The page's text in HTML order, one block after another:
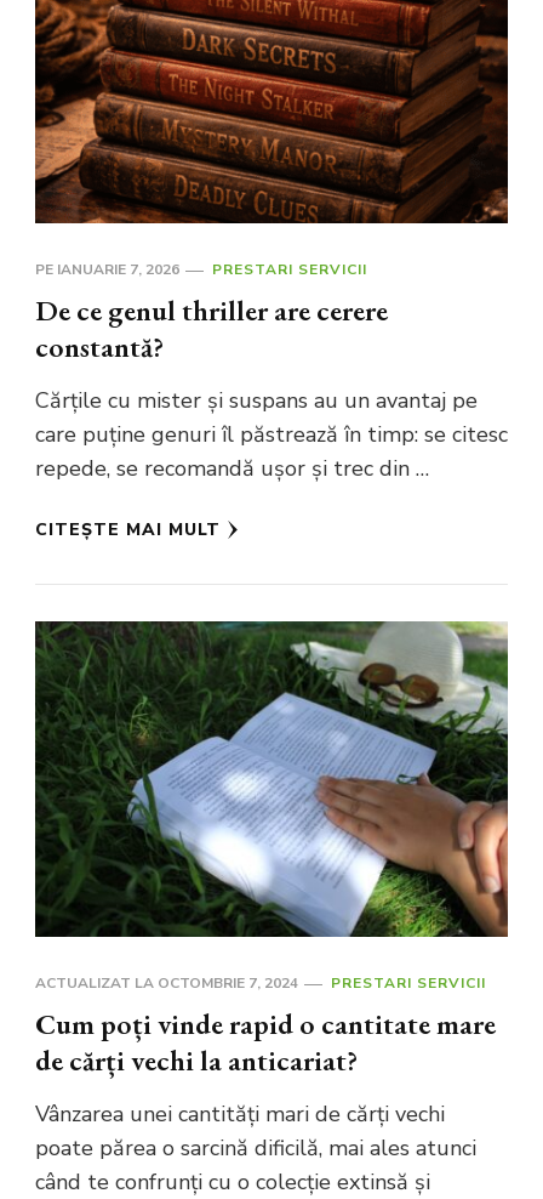
PE IANUARIE 7, 2026 PRESTARI SERVICII
De ce genul thriller are cerere
constantă?
Cărțile cu mister și suspans au un avantaj pe
care puține genuri îl păstrează în timp: se citesc
repede, se recomandă ușor și trec din …
CITEȘTE MAI MULT
ACTUALIZAT LA OCTOMBRIE 7, 2024 PRESTARI SERVICII
Cum poți vinde rapid o cantitate mare
de cărți vechi la anticariat?
Vânzarea unei cantități mari de cărți vechi
poate părea o sarcină dificilă, mai ales atunci
când te confrunți cu o colecție extinsă și